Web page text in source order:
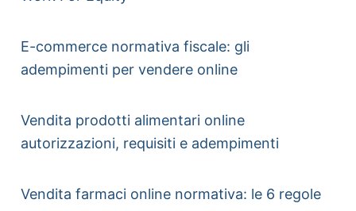
E-commerce normativa fiscale: gli
adempimenti per vendere online
Vendita prodotti alimentari online
autorizzazioni, requisiti e adempimenti
Vendita farmaci online normativa: le 6 regole